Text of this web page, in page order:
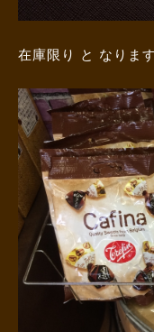
在庫限り と なります